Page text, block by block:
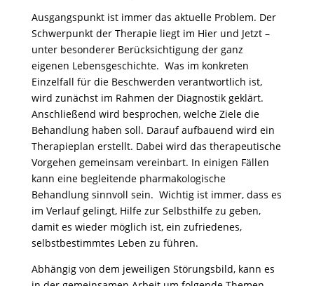
Ausgangspunkt ist immer das aktuelle Problem. Der
Schwerpunkt der Therapie liegt im Hier und Jetzt –
unter besonderer Berücksichtigung der ganz
eigenen Lebensgeschichte. Was im konkreten
Einzelfall für die Beschwerden verantwortlich ist,
wird zunächst im Rahmen der Diagnostik geklärt.
Anschließend wird besprochen, welche Ziele die
Behandlung haben soll. Darauf aufbauend wird ein
Therapieplan erstellt. Dabei wird das therapeutische
Vorgehen gemeinsam vereinbart. In einigen Fällen
kann eine begleitende pharmakologische
Behandlung sinnvoll sein. Wichtig ist immer, dass es
im Verlauf gelingt, Hilfe zur Selbsthilfe zu geben,
damit es wieder möglich ist, ein zufriedenes,
selbstbestimmtes Leben zu führen.
Abhängig von dem jeweiligen Störungsbild, kann es